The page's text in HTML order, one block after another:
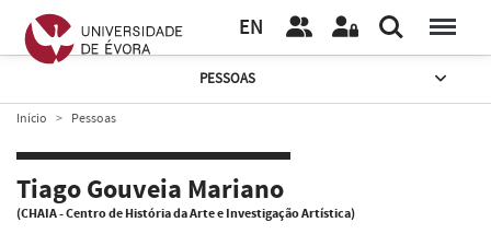
EN
PESSOAS
Início Pessoas
Tiago Gouveia Mariano
(CHAIA - Centro de História da Arte e Investigação Artística)